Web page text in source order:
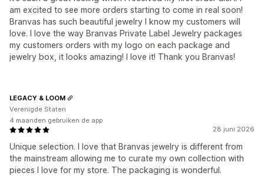
am excited to see more orders starting to come in real soon!
Branvas has such beautiful jewelry I know my customers will
love. I love the way Branvas Private Label Jewelry packages
my customers orders with my logo on each package and
jewelry box, it looks amazing! I love it! Thank you Branvas!
28 juni 2026
Unique selection. I love that Branvas jewelry is different from
the mainstream allowing me to curate my own collection with
pieces I love for my store. The packaging is wonderful.
LEGACY & LOOM
Verenigde Staten
4 maanden gebruiken de app